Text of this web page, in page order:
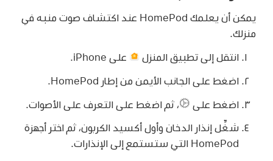
يمكن أن يعلمك HomePod عند اكتشاف صوت منبه في
منزلك.
انتقل إلى تطبيق المنزل على iPhone.
اضغط على الجانب الأيمن من إطار HomePod.
اضغط على ، ثم اضغط على التعرف على الأصوات.
شغِّل إنذار الدخان وأول أكسيد الكربون، ثم اختر أجهزة
HomePod التي ستستمع إلى الإنذارات.